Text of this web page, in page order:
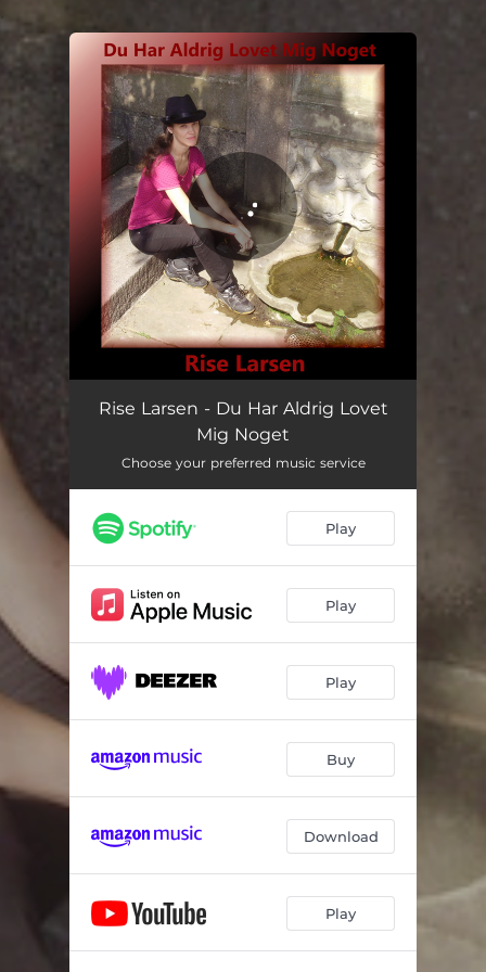
You're all set!
Du Har Aldrig Lovet Mig Noget 04:04
Rise Larsen - Du Har Aldrig Lovet
Mig Noget
Choose your preferred music service
Play
Play
Play
Buy
Download
Play